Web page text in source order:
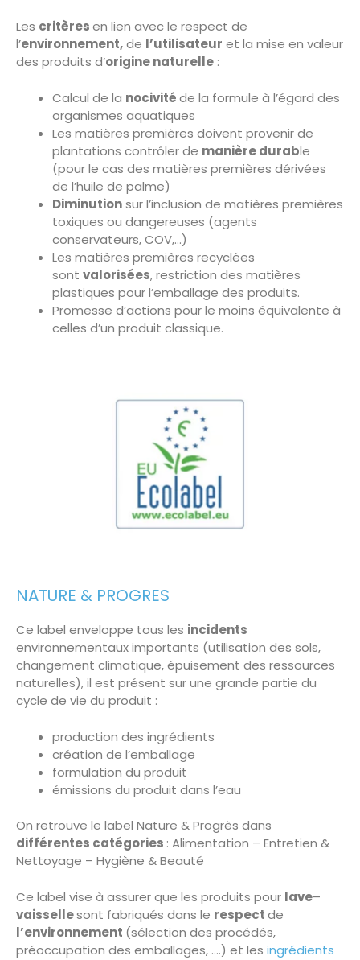
Les critèresen lien avec le respect de
l’environnement,de l’utilisateur et la mise en valeur
des produits d’origine naturelle :
Calcul de la nocivitéde la formule à l’égard des
organismes aquatiques
Les matières premières doivent provenir de
plantations contrôler de manière durable
(pour le cas des matières premières dérivées
de l’huile de palme)
Diminutionsur l’inclusion de matières premières
toxiques ou dangereuses (agents
conservateurs, COV,…)
Les matières premières recyclées
sont valorisées, restriction des matières
plastiques pour l’emballage des produits.
Promesse d’actions pour le moins équivalente à
celles d’un produit classique.
NATURE & PROGRES
Ce label enveloppe tous les incidents
environnementaux importants (utilisation des sols,
changement climatique, épuisement des ressources
naturelles), il est présent sur une grande partie du
cycle de vie du produit :
production des ingrédients
création de l’emballage
formulation du produit
émissions du produit dans l’eau
On retrouve le label Nature & Progrès dans
différentes catégories : Alimentation – Entretien &
Nettoyage – Hygiène & Beauté
Ce label vise à assurer que les produits pour lave–
vaissellesont fabriqués dans le respectde
l’environnement (sélection des procédés,
préoccupation des emballages, ….) et les ingrédients